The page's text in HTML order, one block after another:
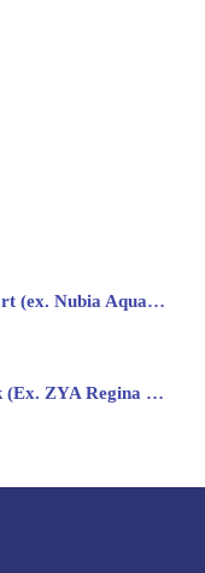
El Karma Aqua Beach Resort (ex. Nubia Aqua Beach Resort) ****, Egyiptom
Regina Resort & Aqua Park (Ex. ZYA Regina Resort & Aqua Park) ****, Egyiptom